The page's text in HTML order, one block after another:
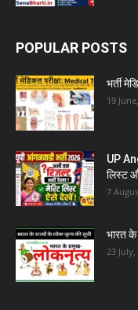
POPULAR POSTS
भर्ती
19
UP
लिस्ट
7
भारत
23